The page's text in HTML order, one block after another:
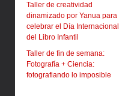
Taller de creatividad
dinamizado por Yanua para
celebrar el Día Internacional
del Libro Infantil
Taller de fin de semana:
Fotografía + Ciencia:
fotografiando lo imposible